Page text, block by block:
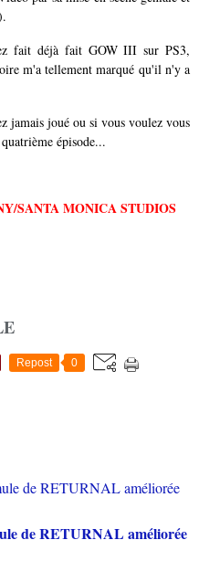
fait déjà fait GOW III sur PS3,
m'a tellement marqué qu'il n'y a
jamais joué ou si vous voulez vous
épisode...
SANTA MONICA STUDIOS
Repost 0
de RETURNAL améliorée